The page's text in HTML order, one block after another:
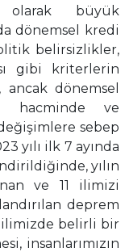
olarak büyük
dönemsel kredi
belirsizlikler,
gibi kriterlerin
dönemsel
hacminde ve
sebep
yılı ilk 7 ayında
yılın
ve 11 ilimizi
deprem
ilimizde belirli bir
insanlarımızın